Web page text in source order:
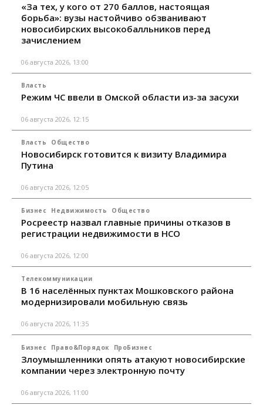
«За тех, у кого от 270 баллов, настоящая
борьба»: вузы настойчиво обзванивают
новосибирских высокобалльников перед
зачислением
06 августа 2026, 13:00
Власть
Режим ЧС ввели в Омской области из-за засухи
06 августа 2026, 12:15
Власть Общество
Новосибирск готовится к визиту Владимира
Путина
06 августа 2026, 12:05
Бизнес Недвижимость Общество
Росреестр назвал главные причины отказов в
регистрации недвижимости в НСО
06 августа 2026, 12:00
Телекоммуникации
В 16 населённых пунктах Мошковского района
модернизировали мобильную связь
06 августа 2026, 11:35
Бизнес Право&Порядок ПроБизнес
Злоумышленники опять атакуют новосибирские
компании через электронную почту
06 августа 2026, 11:00